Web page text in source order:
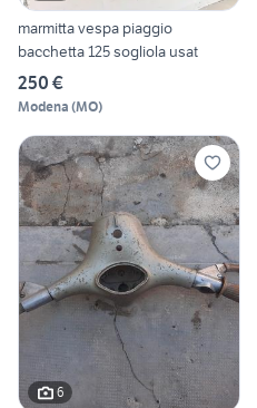
marmitta vespa piaggio
bacchetta 125 sogliola usat
250 €
Modena (MO)
6